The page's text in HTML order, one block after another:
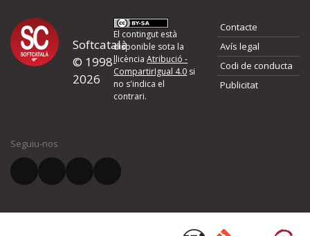
Proposeu-nos millores o
d'errors
Si heu trobat un error o voleu proposar alguna millora, ompliu els
quina és la millora que proposeu o l'error del qual voleu informar-
El vostre correu electrònic *
Softcatalà
© 1998-
2026
El contingut està
disponible sota la
llicènciaAtribució -
CompartirIgual 4.0 si
no s'indica el
contrari.
Contacte
Avís legal
Codi de conducta
Publicitat
Seguiu-nos